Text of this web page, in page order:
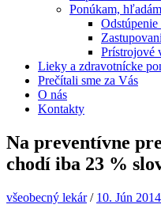
Ponúkam, hľadám
Odstúpenie
Prístrojové
Lieky a zdravotnícke
Prečítali sme za Vás
O nás
Kontakty
Na preventívne
chodí iba 23 %
všeobecný lekár/ 10. Jún 2014